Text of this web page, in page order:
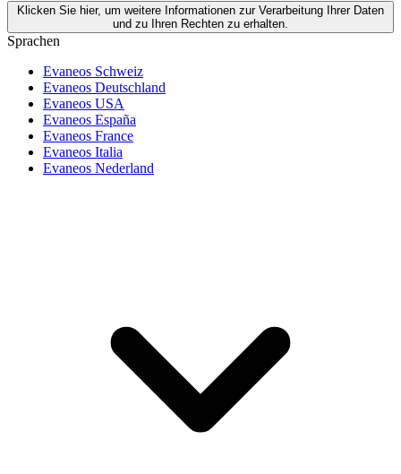
Klicken Sie hier, um weitere Informationen zur Verarbeitung Ihrer Daten
und zu Ihren Rechten zu erhalten.
Sprachen
Evaneos Schweiz
Evaneos Deutschland
Evaneos USA
Evaneos España
Evaneos France
Evaneos Italia
Evaneos Nederland